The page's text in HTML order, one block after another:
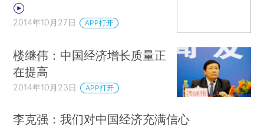
2014年10月27日 APP打开
楼继伟：中国经济增长质量正
在提高
2014年10月23日 APP打开
李克强：我们对中国经济充满信心